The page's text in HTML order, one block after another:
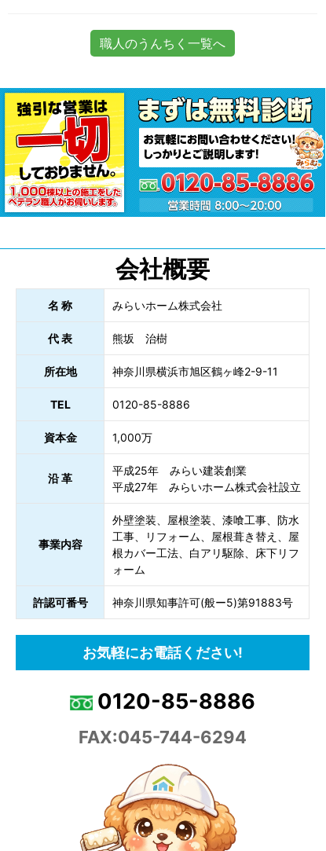
職人のうんちく一覧へ
会社概要
名 称 みらいホーム株式会社
代 表 熊坂 治樹
所在地 神奈川県横浜市旭区鶴ヶ峰2-9-11
TEL 0120-85-8886
資本金 1,000万
沿 革
平成25年 みらい建装創業
平成27年 みらいホーム株式会社設立
事業内容
外壁塗装、屋根塗装、漆喰工事、防水
工事、リフォーム、屋根葺き替え、屋
根カバー工法、白アリ駆除、床下リフ
ォーム
許認可番号 神奈川県知事許可(般ー5)第91883号
お気軽にお電話ください!
0120-85-8886
FAX:045-744-6294